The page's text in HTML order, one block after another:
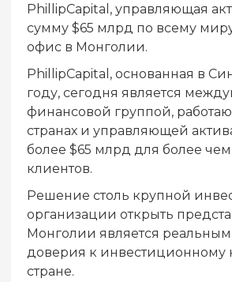
PhillipCapital, управляющая
сумму $65 млрд по всему
офис в Монголии.
PhillipCapital, основанная в
году, сегодня является
финансовой группой,
странах и управляющей
более $65 млрд для более
клиентов.
Решение столь крупной
организации открыть
Монголии является
доверия к инвестиционному
стране.